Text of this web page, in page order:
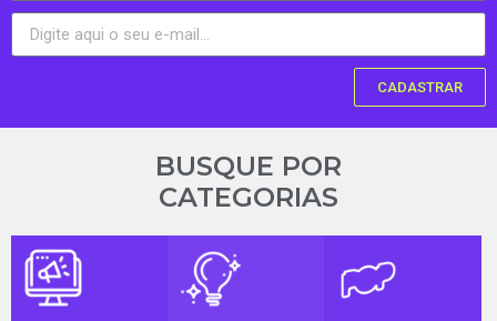
CADASTRAR
BUSQUE POR
CATEGORIAS